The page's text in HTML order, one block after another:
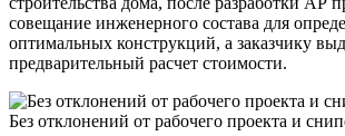
совещание инженерного состава для
оптимальных конструкций, а заказчику
предварительный расчет стоимости.
Без отклонений от рабочего проекта и